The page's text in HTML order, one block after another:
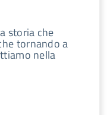
storia che
tornando a
nella